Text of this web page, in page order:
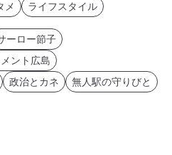
メ ライフスタイル
ーロー節子
メント広島
政治とカネ
無人駅の守りびと